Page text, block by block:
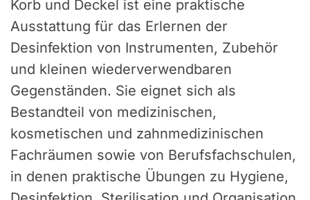
Korb und Deckel ist eine praktische
Ausstattung für das Erlernen der
Desinfektion von Instrumenten, Zubehör
und kleinen wiederverwendbaren
Gegenständen. Sie eignet sich als
Bestandteil von medizinischen,
kosmetischen und zahnmedizinischen
Fachräumen sowie von Berufsfachschulen,
in denen praktische Übungen zu Hygiene,